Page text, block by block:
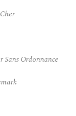
Ordonnance